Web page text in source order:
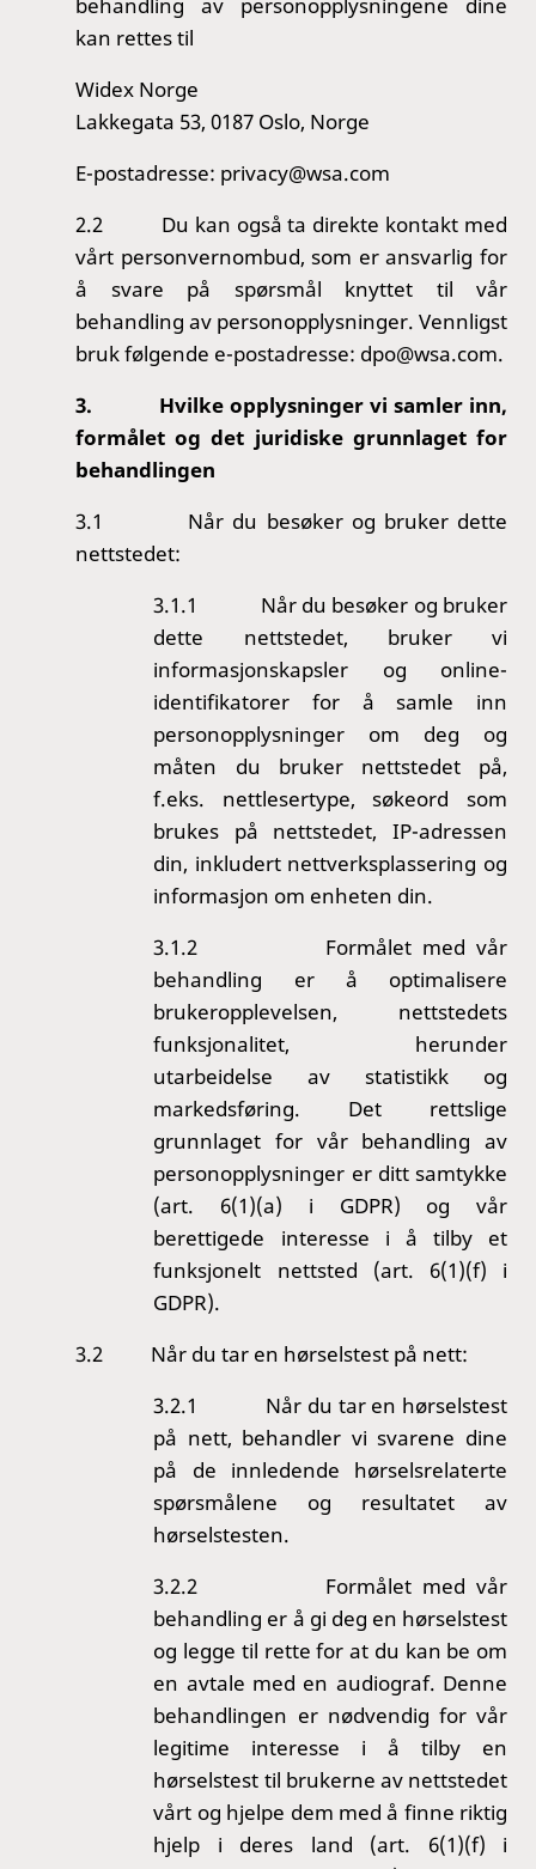
kan rettes til
Widex Norge
Lakkegata 53, 0187 Oslo, Norge
E-postadresse: privacy@wsa.com
2.2 Du kan også ta direkte kontakt med
vårt personvernombud, som er ansvarlig for
å svare på spørsmål knyttet til vår
behandling av personopplysninger. Vennligst
bruk følgende e-postadresse: dpo@wsa.com.
3.
Hvilke opplysninger vi samler inn,
formålet og det juridiske grunnlaget for
behandlingen
3.1 Når du besøker og bruker dette
nettstedet:
3.1.1 Når du besøker og bruker
dette nettstedet, bruker vi
informasjonskapsler og online-
identifikatorer for å samle inn
personopplysninger om deg og
måten du bruker nettstedet på,
f.eks. nettlesertype, søkeord som
brukes på nettstedet, IP-adressen
din, inkludert nettverksplassering og
informasjon om enheten din.
3.1.2 Formålet med vår
behandling er å optimalisere
brukeropplevelsen, nettstedets
funksjonalitet, herunder
utarbeidelse av statistikk og
markedsføring. Det rettslige
grunnlaget for vår behandling av
personopplysninger er ditt samtykke
(art. 6(1)(a) i GDPR) og vår
berettigede interesse i å tilby et
funksjonelt nettsted (art. 6(1)(f) i
GDPR).
3.2 Når du tar en hørselstest på nett:
3.2.1 Når du tar en hørselstest
på nett, behandler vi svarene dine
på de innledende hørselsrelaterte
spørsmålene og resultatet av
hørselstesten.
3.2.2 Formålet med vår
behandling er å gi deg en hørselstest
og legge til rette for at du kan be om
en avtale med en audiograf. Denne
behandlingen er nødvendig for vår
legitime interesse i å tilby en
hørselstest til brukerne av nettstedet
vårt og hjelpe dem med å finne riktig
hjelp i deres land (art. 6(1)(f) i